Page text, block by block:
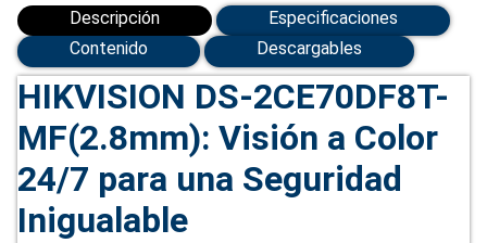
Descripción
Especificaciones
Contenido
Descargables
HIKVISION DS-2CE70DF8T-
MF(2.8mm): Visión a Color
24/7 para una Seguridad
Inigualable